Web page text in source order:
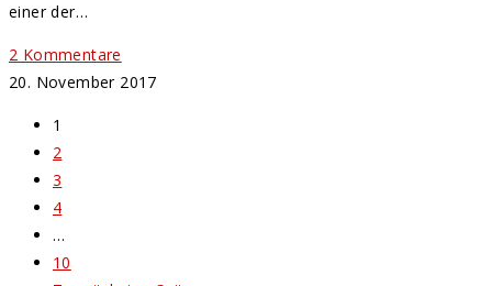
einer der…
2 Kommentare
20. November 2017
1
2
3
4
…
10